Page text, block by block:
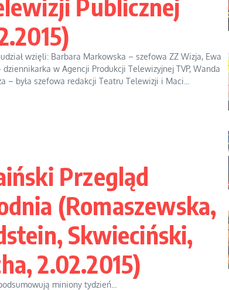
Publicznej
wzięli: Barbara Markowska – szefowa ZZ Wizja, Ewa
dziennikarka w Agencji Produkcji Telewizyjnej TVP, Wanda
– była szefowa redakcji Teatru Telewizji i Maci...
Przegląd
(Romaszewska,
Skwieciński,
2.02.2015)
miniony tydzień...